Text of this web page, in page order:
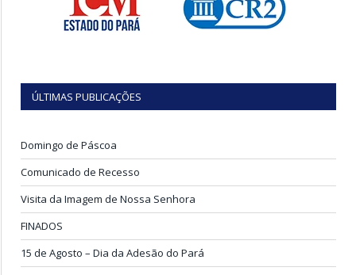
ÚLTIMAS PUBLICAÇÕES
Domingo de Páscoa
Comunicado de Recesso
Visita da Imagem de Nossa Senhora
FINADOS
15 de Agosto – Dia da Adesão do Pará